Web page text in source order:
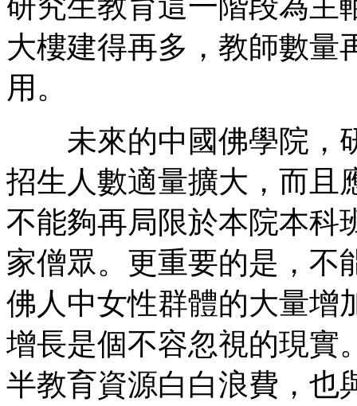
大樓建得再多，教師數量
用。
未來的中國佛學院，
招生人數適量擴大，而且
不能夠再局限於本院本科
家僧眾。更重要的是，不
佛人中女性群體的大量增
增長是個不容忽視的現實
半教育資源白白浪費，也